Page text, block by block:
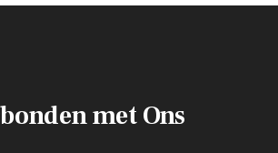
met Ons